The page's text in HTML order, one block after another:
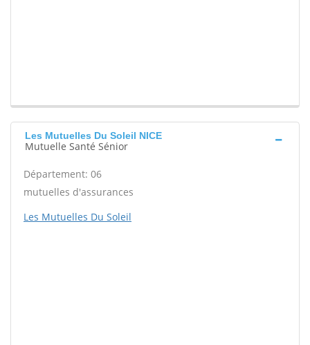
Les Mutuelles Du Soleil NICE
Mutuelle Santé Sénior
Département: 06
mutuelles d'assurances
Les Mutuelles Du Soleil